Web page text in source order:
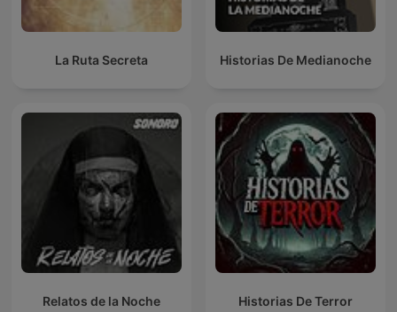
La Ruta Secreta Historias De Medianoche
Relatos de la Noche Historias De Terror